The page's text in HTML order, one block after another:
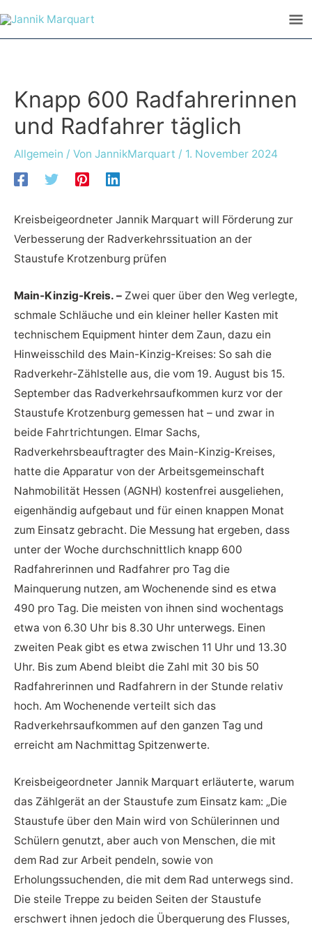
Inhalt
Knapp 600 Radfahrerinnen
und Radfahrer täglich
Allgemein / Von JannikMarquart / 1. November 2024
Kreisbeigeordneter Jannik Marquart will Förderung zur
Verbesserung der Radverkehrssituation an der
Staustufe Krotzenburg prüfen
Main-Kinzig-Kreis. – Zwei quer über den Weg verlegte,
schmale Schläuche und ein kleiner heller Kasten mit
technischem Equipment hinter dem Zaun, dazu ein
Hinweisschild des Main-Kinzig-Kreises: So sah die
Radverkehr-Zählstelle aus, die vom 19. August bis 15.
September das Radverkehrsaufkommen kurz vor der
Staustufe Krotzenburg gemessen hat – und zwar in
beide Fahrtrichtungen. Elmar Sachs,
Radverkehrsbeauftragter des Main-Kinzig-Kreises,
hatte die Apparatur von der Arbeitsgemeinschaft
Nahmobilität Hessen (AGNH) kostenfrei ausgeliehen,
eigenhändig aufgebaut und für einen knappen Monat
zum Einsatz gebracht. Die Messung hat ergeben, dass
unter der Woche durchschnittlich knapp 600
Radfahrerinnen und Radfahrer pro Tag die
Mainquerung nutzen, am Wochenende sind es etwa
490 pro Tag. Die meisten von ihnen sind wochentags
etwa von 6.30 Uhr bis 8.30 Uhr unterwegs. Einen
zweiten Peak gibt es etwa zwischen 11 Uhr und 13.30
Uhr. Bis zum Abend bleibt die Zahl mit 30 bis 50
Radfahrerinnen und Radfahrern in der Stunde relativ
hoch. Am Wochenende verteilt sich das
Radverkehrsaufkommen auf den ganzen Tag und
erreicht am Nachmittag Spitzenwerte.
Kreisbeigeordneter Jannik Marquart erläuterte, warum
das Zählgerät an der Staustufe zum Einsatz kam: „Die
Staustufe über den Main wird von Schülerinnen und
Schülern genutzt, aber auch von Menschen, die mit
dem Rad zur Arbeit pendeln, sowie von
Erholungssuchenden, die mit dem Rad unterwegs sind.
Die steile Treppe zu beiden Seiten der Staustufe
erschwert ihnen jedoch die Überquerung des Flusses,